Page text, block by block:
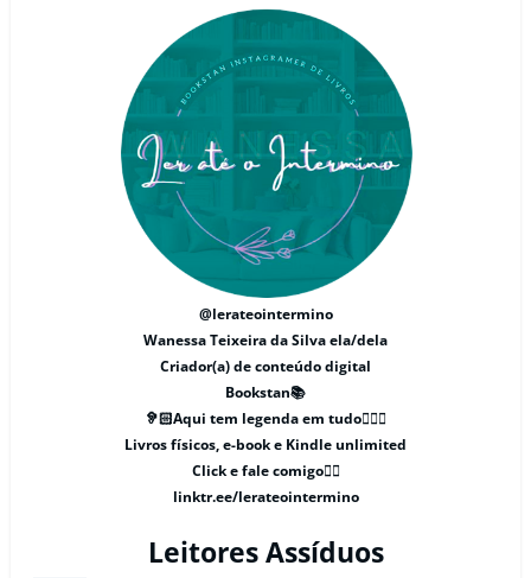
@lerateointermino
Wanessa Teixeira da Silva ela/dela
Criador(a) de conteúdo digital
Bookstan📚
🦻🏻Aqui tem legenda em tudo🧏🏻‍♀️
Livros físicos, e-book e Kindle unlimited
Click e fale comigo👇🏽
linktr.ee/lerateointermino
Leitores Assíduos